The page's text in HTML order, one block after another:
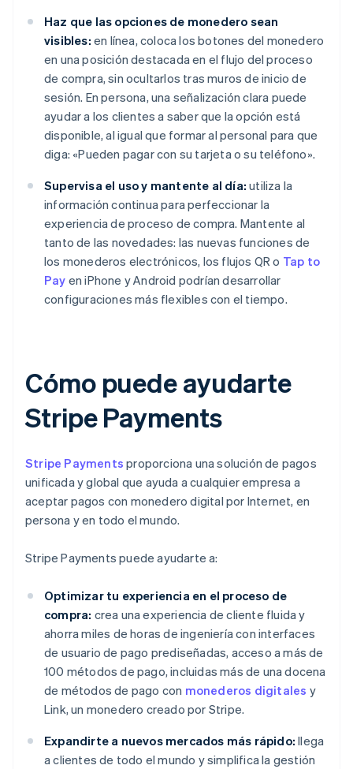
Haz que las opciones de monedero sean
visibles: en línea, coloca los botones del monedero
en una posición destacada en el flujo del proceso
de compra, sin ocultarlos tras muros de inicio de
sesión. En persona, una señalización clara puede
ayudar a los clientes a saber que la opción está
disponible, al igual que formar al personal para que
diga: «Pueden pagar con su tarjeta o su teléfono».
Supervisa el uso y mantente al día: utiliza la
información continua para perfeccionar la
experiencia de proceso de compra. Mantente al
tanto de las novedades: las nuevas funciones de
los monederos electrónicos, los flujos QR o Tap to
Pay en iPhone y Android podrían desarrollar
configuraciones más flexibles con el tiempo.
Cómo puede ayudarte
Stripe Payments
Stripe Payments proporciona una solución de pagos
unificada y global que ayuda a cualquier empresa a
aceptar pagos con monedero digital por Internet, en
persona y en todo el mundo.
Stripe Payments puede ayudarte a:
Optimizar tu experiencia en el proceso de
compra: crea una experiencia de cliente fluida y
ahorra miles de horas de ingeniería con interfaces
de usuario de pago prediseñadas, acceso a más de
100 métodos de pago, incluidas más de una docena
de métodos de pago con monederos digitales y
Link, un monedero creado por Stripe.
Expandirte a nuevos mercados más rápido: llega
a clientes de todo el mundo y simplifica la gestión